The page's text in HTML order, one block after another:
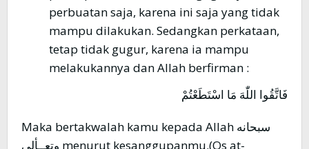
perbuatan saja, karena ini saja yang tidak
mampu dilakukan. Sedangkan perkataan,
tetap tidak gugur, karena ia mampu
melakukannya dan Allah berfirman :
فَاتَّقُوا اللّٰهَ مَا اسْتَطَعْتُمْ
Maka bertakwalah kamu kepada Allah سبحانه
وتعــألى menurut kesanggupanmu.(Qs at-